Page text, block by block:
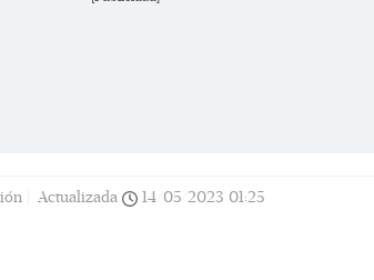
| Actualizada 14/05/2023 01:25